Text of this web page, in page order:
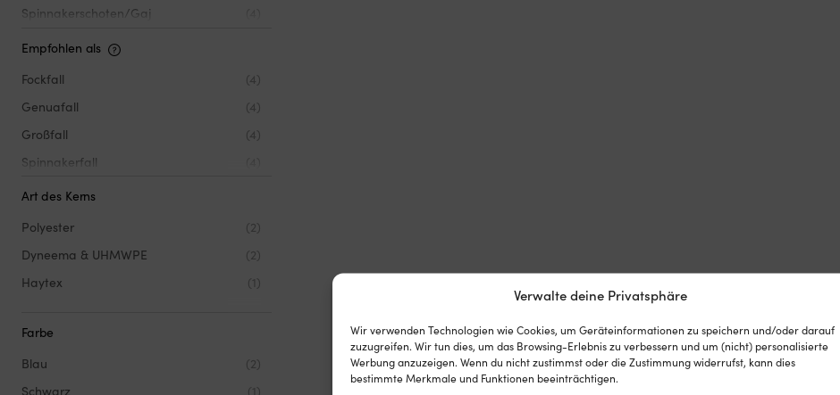
Verwalte deine Privatsphäre
Wir verwenden Technologien wie Cookies, um Geräteinformationen zu speichern und/oder darauf
zuzugreifen. Wir tun dies, um das Browsing-Erlebnis zu verbessern und um (nicht) personalisierte
Werbung anzuzeigen. Wenn du nicht zustimmst oder die Zustimmung widerrufst, kann dies
bestimmte Merkmale und Funktionen beeinträchtigen.
Spinnakerschoten/Gaj
Empfohlen als
Fockfall
(4)
Genuafall
(4)
Großfall
(4)
Spinnakerfall
Art des Kerns
Polyester
(2)
Dyneema & UHMWPE
(2)
Haytex
(1)
Farbe
Blau
(2)
Schwarz
(1)